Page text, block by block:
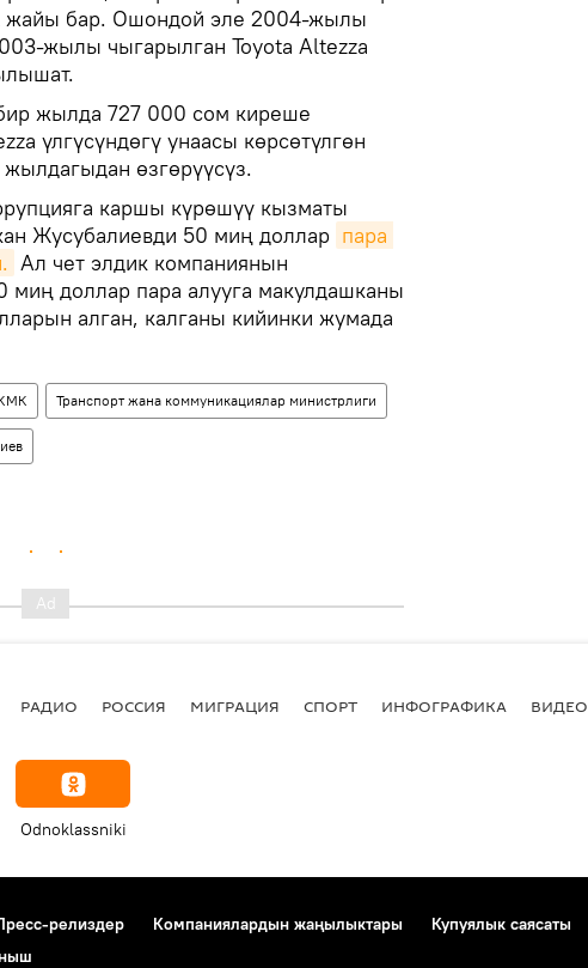
жайы бар. Ошондой эле 2004-жылы
жылы чыгарылган Toyota Altezza
жылда 727 000 сом киреше
үлгүсүндөгү унаасы көрсөтүлгөн
өзгөрүүсүз.
каршы күрөшүү кызматы
Жусубалиевди 50 миң доллар пара
Ал чет элдик компаниянын
доллар пара алууга макулдашканы
алган, калганы кийинки жумада
Транспорт жана коммуникациялар министрлиги
РАДИО РОССИЯ МИГРАЦИЯ СПОРТ ИНФОГРАФИКА ВИДЕО
Odnoklassniki
релиздер Компаниялардын жаңылыктары
Купуялык саясаты